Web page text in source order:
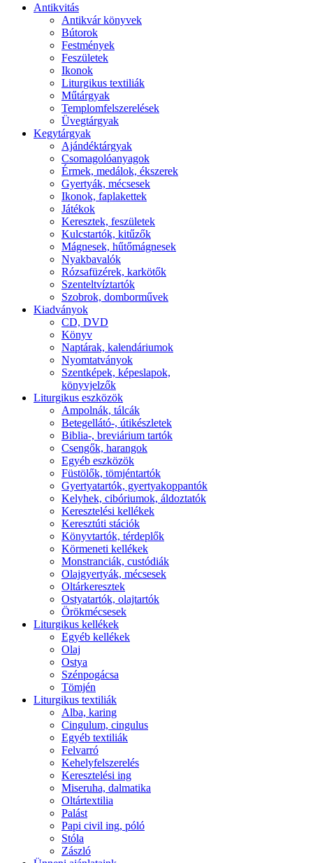
Antikvitás
Antikvár könyvek
Bútorok
Festmények
Feszületek
Ikonok
Liturgikus textiliák
Műtárgyak
Templomfelszerelések
Üvegtárgyak
Kegytárgyak
Ajándéktárgyak
Csomagolóanyagok
Érmek, medálok, ékszerek
Gyertyák, mécsesek
Ikonok, faplakettek
Játékok
Keresztek, feszületek
Kulcstartók, kitűzők
Mágnesek, hűtőmágnesek
Nyakbavalók
Rózsafüzérek, karkötők
Szenteltvíztartók
Szobrok, domborművek
Kiadványok
CD, DVD
Könyv
Naptárak, kalendáriumok
Nyomtatványok
Szentképek, képeslapok,
könyvjelzők
Liturgikus eszközök
Ampolnák, tálcák
Betegellátó-, útikészletek
Biblia-, breviárium tartók
Csengők, harangok
Egyéb eszközök
Füstölők, tömjéntartók
Gyertyatartók, gyertyakoppantók
Kelyhek, cibóriumok, áldoztatók
Keresztelési kellékek
Keresztúti stációk
Könyvtartók, térdeplők
Körmeneti kellékek
Monstranciák, custódiák
Olajgyertyák, mécsesek
Oltárkeresztek
Ostyatartók, olajtartók
Örökmécsesek
Liturgikus kellékek
Egyéb kellékek
Olaj
Ostya
Szénpogácsa
Tömjén
Liturgikus textiliák
Alba, karing
Cingulum, cingulus
Egyéb textiliák
Felvarró
Kehelyfelszerelés
Keresztelési ing
Miseruha, dalmatika
Oltártextilia
Palást
Papi civil ing, póló
Stóla
Zászló